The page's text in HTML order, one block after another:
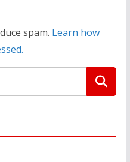
spam. Learn how